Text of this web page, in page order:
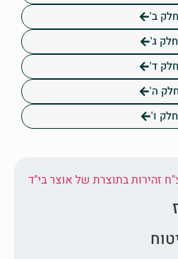
חלק ב'
חלק ג'
חלק ד'
ה'
חלק ו'